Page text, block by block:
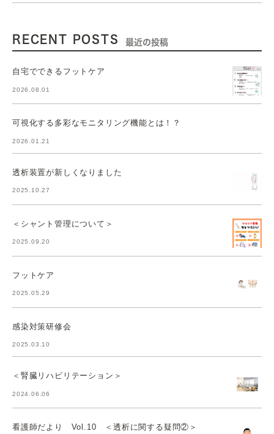
RECENT POSTS 最近の投稿
自宅でできるフットケア
2026.08.01
可視化する多彩なモニタリング機能とは！？
2026.01.21
透析装置が新しくなりました
2025.10.27
＜シャント管理について＞
2025.09.20
フットケア
2025.05.29
感染対策研修会
2025.03.10
＜腎臓リハビリテーション＞
2024.06.06
看護師だより Vol.10 ＜透析に関する疑問②＞